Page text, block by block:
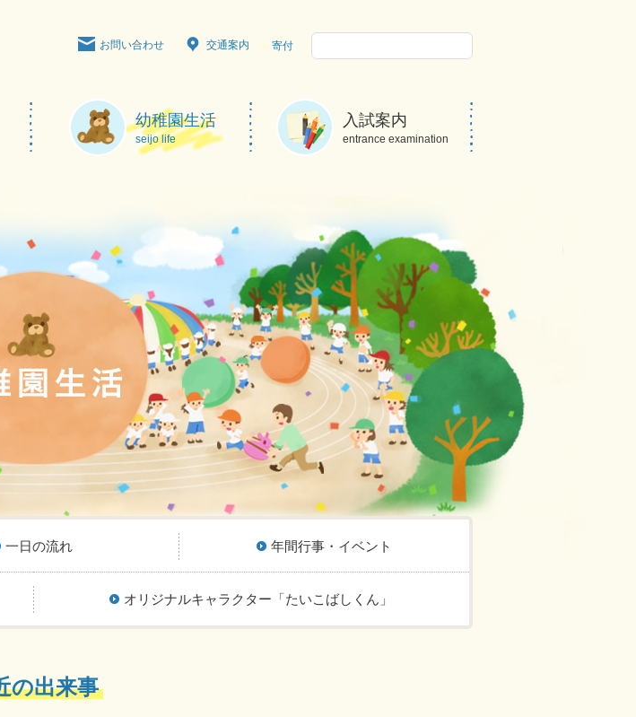
お問い合わせ 交通案内 寄付
幼稚園生活
seijo life
入試案内
entrance examination
一日の流れ 年間行事・イベント
オリジナルキャラクター「たいこばしくん」
の出来事